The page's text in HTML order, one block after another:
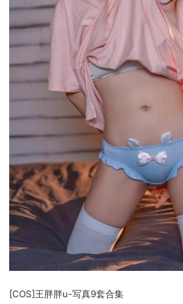
[COS]王胖胖u-写真9套合集